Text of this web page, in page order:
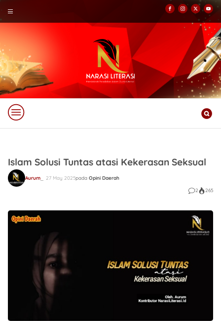
Islam Solusi Tuntas atasi Kekerasan Seksual
Aurum 27 May 2025pada Opini Daerah
2
265